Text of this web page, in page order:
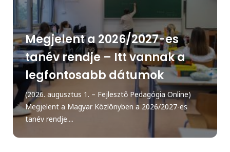
Megjelent a 2026/2027-es
tanév rendje – Itt vannak a
legfontosabb dátumok
(2026. augusztus 1. – Fejlesztő Pedagógia Online)
Megjelent a Magyar Közlönyben a 2026/2027-es
tanév rendje....